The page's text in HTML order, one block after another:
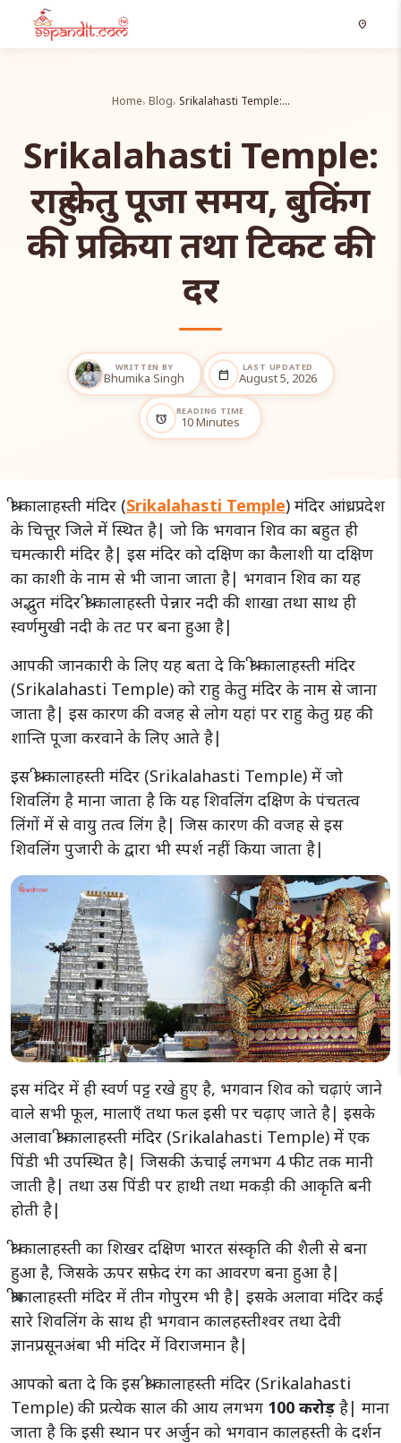
location_on
Home Blog Srikalahasti Temple:…
Srikalahasti Temple:
राहु केतु पूजा समय, बुकिंग
की प्रक्रिया तथा टिकट की
दर
WRITTEN BY
Bhumika Singh calendar_today LAST UPDATED
August 5, 2026
alarm READING TIME
10 Minutes
श्री कालाहस्ती मंदिर (Srikalahasti Temple) मंदिर आंध्रप्रदेश
के चित्तूर जिले में स्थित है| जो कि भगवान शिव का बहुत ही
चमत्कारी मंदिर है| इस मंदिर को दक्षिण का कैलाशी या दक्षिण
का काशी के नाम से भी जाना जाता है| भगवान शिव का यह
अद्भुत मंदिर श्री कालाहस्ती पेन्नार नदी की शाखा तथा साथ ही
स्वर्णमुखी नदी के तट पर बना हुआ है|
आपकी जानकारी के लिए यह बता दे कि श्री कालाहस्ती मंदिर
(Srikalahasti Temple) को राहु केतु मंदिर के नाम से जाना
जाता है| इस कारण की वजह से लोग यहां पर राहु केतु ग्रह की
शान्ति पूजा करवाने के लिए आते है|
इस श्री कालाहस्ती मंदिर (Srikalahasti Temple) में जो
शिवलिंग है माना जाता है कि यह शिवलिंग दक्षिण के पंचतत्व
लिंगों में से वायु तत्व लिंग है| जिस कारण की वजह से इस
शिवलिंग पुजारी के द्वारा भी स्पर्श नहीं किया जाता है|
इस मंदिर में ही स्वर्ण पट्ट रखे हुए है, भगवान शिव को चढ़ाएं जाने
वाले सभी फूल, मालाएँ तथा फल इसी पर चढ़ाए जाते है| इसके
अलावा श्री कालाहस्ती मंदिर (Srikalahasti Temple) में एक
पिंडी भी उपस्थित है| जिसकी ऊंचाई लगभग 4 फीट तक मानी
जाती है| तथा उस पिंडी पर हाथी तथा मकड़ी की आकृति बनी
होती है|
श्री कालाहस्ती का शिखर दक्षिण भारत संस्कृति की शैली से बना
हुआ है, जिसके ऊपर सफ़ेद रंग का आवरण बना हुआ है|
श्रीकालाहस्ती मंदिर में तीन गोपुरम भी है| इसके अलावा मंदिर कई
सारे शिवलिंग के साथ ही भगवान कालहस्तीश्वर तथा देवी
ज्ञानप्रसूनअंबा भी मंदिर में विराजमान है|
आपको बता दे कि इस श्री कालाहस्ती मंदिर (Srikalahasti
Temple) की प्रत्येक साल की आय लगभग 100 करोड़ है| माना
जाता है कि इसी स्थान पर अर्जुन को भगवान कालहस्ती के दर्शन